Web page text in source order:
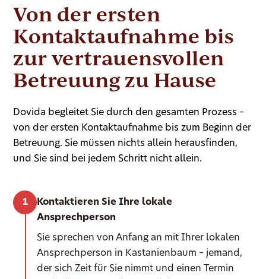
Von der ersten
Kontaktaufnahme bis
zur vertrauensvollen
Betreuung zu Hause
Dovida begleitet Sie durch den gesamten Prozess –
von der ersten Kontaktaufnahme bis zum Beginn der
Betreuung. Sie müssen nichts allein herausfinden,
und Sie sind bei jedem Schritt nicht allein.
Kontaktieren Sie Ihre lokale
Ansprechperson
Sie sprechen von Anfang an mit Ihrer lokalen
Ansprechperson in Kastanienbaum – jemand,
der sich Zeit für Sie nimmt und einen Termin